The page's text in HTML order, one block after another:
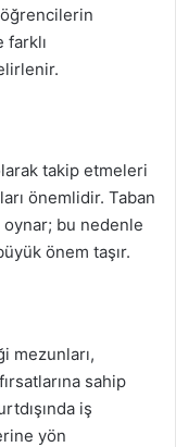
farklı
takip etmeleri
önemlidir. Taban
bu nedenle
önem taşır.
mezunları,
sahip
iş
yön